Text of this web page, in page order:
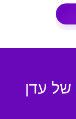
של עדן